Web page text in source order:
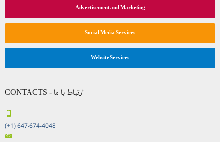
Advertisement and Marketing
Social Media Services
Website Services
CONTACTS - ارتباط با ما
(+1) 647-674-4048